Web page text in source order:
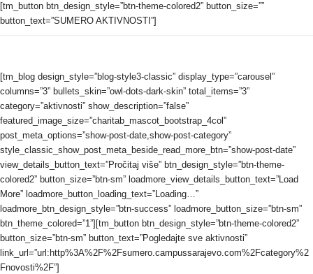
[tm_button btn_design_style=”btn-theme-colored2” button_size=””
button_text=”SUMERO AKTIVNOSTI”]
[tm_blog design_style=”blog-style3-classic” display_type=”carousel”
columns=”3” bullets_skin=”owl-dots-dark-skin” total_items=”3”
category=”aktivnosti” show_description=”false”
featured_image_size=”charitab_mascot_bootstrap_4col”
post_meta_options=”show-post-date,show-post-category”
style_classic_show_post_meta_beside_read_more_btn=”show-post-date”
view_details_button_text=”Pročitaj više” btn_design_style=”btn-theme-
colored2” button_size=”btn-sm” loadmore_view_details_button_text=”Load
More” loadmore_button_loading_text=”Loading…”
loadmore_btn_design_style=”btn-success” loadmore_button_size=”btn-sm”
btn_theme_colored=”1”][tm_button btn_design_style=”btn-theme-colored2”
button_size=”btn-sm” button_text=”Pogledajte sve aktivnosti”
link_url=”url:http%3A%2F%2Fsumero.campussarajevo.com%2Fcategory%2
Fnovosti%2F”]